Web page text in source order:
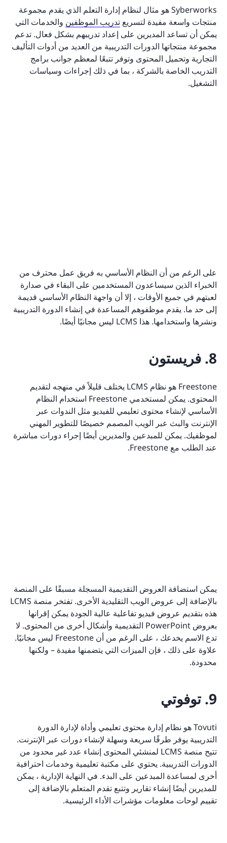
Syberworks هو مثال لنظام إدارة التعلم الذي يقدم مجموعة
منتجات واسعة مفيدة لتسريع تدريب الموظفين والخدمات التي
يمكن أن تساعد المديرين على إعداد تدريبهم بشكل فعال. تدعم
مجموعة منتجاتها الدورات التدريبية من العديد من أدوات التأليف
التجارية وتحميل المحتوى وتوفر تتبعًا لمعظم جوانب برامج
التدريب الخاصة بالشركة ، بما في ذلك إجراءات وسياسات
التشغيل.
على الرغم من أن النظام الأساسي به فريق عمل محترف من
الخبراء الذين سيساعدون المستخدمين على البقاء في صدارة
لعبتهم في جميع الأوقات ، إلا أن واجهة النظام الأساسي قديمة
إلى حد ما. يقدم موظفوهم المساعدة في إنشاء الدورة التدريبية
ونشرها واستخدامها. هذا LCMS ليس مجانيًا أيضًا.
8. فريستون
Freestone هو نظام LCMS يختلف قليلاً في منهجه لتقديم
المحتوى. يمكن لمستخدمي Freestone استخدام النظام
الأساسي لإنشاء محتوى تعليمي للفيديو مثل الندوات عبر
الإنترنت والبث عبر الويب المصمم خصيصًا للتطوير المهني
لموظفيك. يمكن للمبدعين والمديرين أيضًا إجراء دورات مباشرة
عند الطلب مع Freestone.
يمكن استضافة العروض التقديمية المسجلة مسبقًا على المنصة
بالإضافة إلى عروض الويب التقليدية الأخرى. تفتخر منصة LCMS
هذه بتقديم عروض فيديو تفاعلية عالية الجودة يمكن إقرانها
بعروض PowerPoint التقديمية وأشكال أخرى من المحتوى. لا
تدع الاسم يخدعك ، على الرغم من أن Freestone ليس مجانيًا.
علاوة على ذلك ، فإن الميزات التي يتضمنها مفيدة – ولكنها
محدودة.
9. توفوتي
Tovuti هو نظام إدارة محتوى تعليمي وأداة لإدارة الدورة
التدريبية يوفر طرقًا سريعة وسهلة لإنشاء دورات عبر الإنترنت.
تتيح منصة LCMS لمنشئي المحتوى إنشاء عدد غير محدود من
الدورات التدريبية. يحتوي على مكتبة تعليمية وخدمات احترافية
أخرى لمساعدة المبدعين على البدء. في النهاية الإدارية ، يمكن
للمديرين أيضًا إنشاء تقارير وتتبع تقدم المتعلم بالإضافة إلى
تقييم لوحات معلومات مؤشرات الأداء الرئيسية.